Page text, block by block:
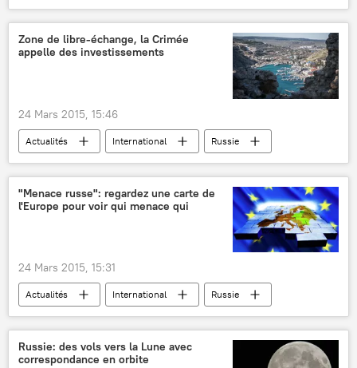
Marine Le Pen
Front national (FN)
Zone de libre-échange, la Crimée
appelle des investissements
24 Mars 2015, 15:46
Actualités International
Russie
Crimée
zone de libre-échange
"Menace russe": regardez une carte de
l'Europe pour voir qui menace qui
24 Mars 2015, 15:31
Actualités International
Russie
Occident
États-Unis
Ukraine
Neil Clark
Union européenne (UE)
Russie: des vols vers la Lune avec
correspondance en orbite